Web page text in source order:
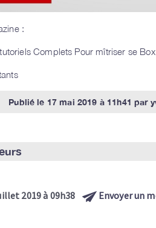
:
Complets Pour mîtriser se
Publié le 17 mai 2019 à 11h41 par
2019 à 09h38 Envoyer un